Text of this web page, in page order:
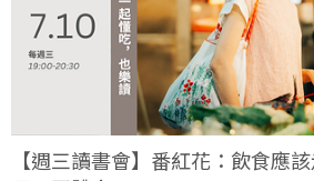
【週三讀書會】番紅花：飲食應